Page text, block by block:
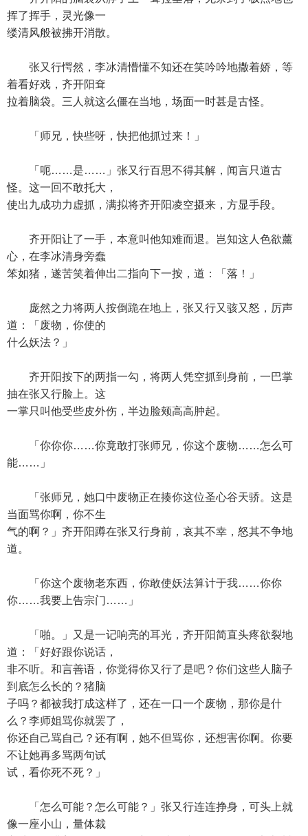
挥了挥手，灵光像一
缕清风般被拂开消散。
张又行愕然，李冰清懵懂不知还在笑吟吟地撒着娇，等
着看好戏，齐开阳耷
拉着脑袋。三人就这么僵在当地，场面一时甚是古怪。
「师兄，快些呀，快把他抓过来！」
「呃……是……」张又行百思不得其解，闻言只道古
怪。这一回不敢托大，
使出九成功力虚抓，满拟将齐开阳凌空摄来，方显手段。
齐开阳让了一手，本意叫他知难而退。岂知这人色欲薰
心，在李冰清身旁蠢
笨如猪，遂苦笑着伸出二指向下一按，道：「落！」
庞然之力将两人按倒跪在地上，张又行又骇又怒，厉声
道：「废物，你使的
什么妖法？」
齐开阳按下的两指一勾，将两人凭空抓到身前，一巴掌
抽在张又行脸上。这
一掌只叫他受些皮外伤，半边脸颊高高肿起。
「你你你……你竟敢打张师兄，你这个废物……怎么可
能……」
「张师兄，她口中废物正在揍你这位圣心谷天骄。这是
当面骂你啊，你不生
气的啊？」齐开阳蹲在张又行身前，哀其不幸，怒其不争地
道。
「你这个废物老东西，你敢使妖法算计于我……你你
你……我要上告宗门……」
「啪。」又是一记响亮的耳光，齐开阳简直头疼欲裂地
道：「好好跟你说话，
非不听。和言善语，你觉得你又行了是吧？你们这些人脑子
到底怎么长的？猪脑
子吗？都被我打成这样了，还在一口一个废物，那你是什
么？李师姐骂你就罢了，
你还自己骂自己？还有啊，她不但骂你，还想害你啊。你要
不让她再多骂两句试
试，看你死不死？」
「怎么可能？怎么可能？」张又行连连挣身，可头上就
像一座小山，量体裁